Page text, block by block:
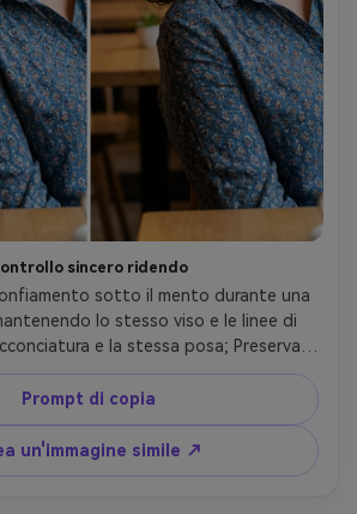
sincero ridendo
sotto il mento durante una
lo stesso viso e le linee di
e la stessa posa; Preservare
della pelle, preservare l'illuminazione
intatti gli elementi di sfondo-AR 4:5
Prompt di copia
un'immagine simile ↗